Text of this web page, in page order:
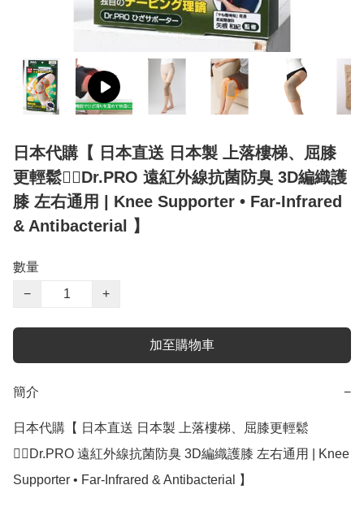
日本代購【 日本直送 日本製 上落樓梯、屈膝
更輕鬆🚶‍♀️Dr.PRO 遠紅外線抗菌防臭 3D編織護
膝 左右通用 | Knee Supporter • Far-Infrared
& Antibacterial 】
數量
−
+
加至購物車
簡介 −
日本代購【 日本直送 日本製 上落樓梯、屈膝更輕鬆
🚶‍♀️Dr.PRO 遠紅外線抗菌防臭 3D編織護膝 左右通用 | Knee
Supporter • Far-Infrared & Antibacterial 】